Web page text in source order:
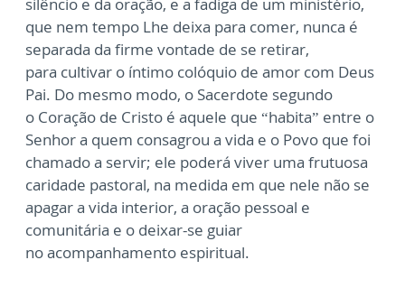
que nem tempo Lhe deixa para comer, nunca é
separada da firme vontade de se retirar,
para cultivar o íntimo colóquio de amor com Deus
Pai. Do mesmo modo, o Sacerdote segundo
o Coração de Cristo é aquele que “habita” entre o
Senhor a quem consagrou a vida e o Povo que foi
chamado a servir; ele poderá viver uma frutuosa
caridade pastoral, na medida em que nele não se
apagar a vida interior, a oração pessoal e
comunitária e o deixar-se guiar
noacompanhamento espiritual.